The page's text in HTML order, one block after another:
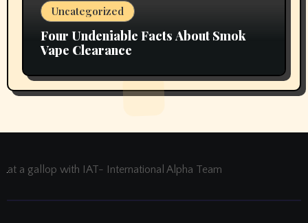
Uncategorized
Four Undeniable Facts About Smok
Vape Clearance
at a gallop with IAT- International Alpha Team